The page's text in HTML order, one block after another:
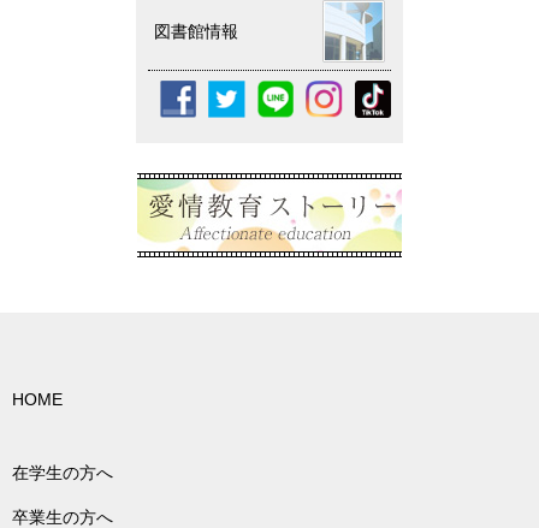
図書館情報
HOME
在学生の方へ
卒業生の方へ